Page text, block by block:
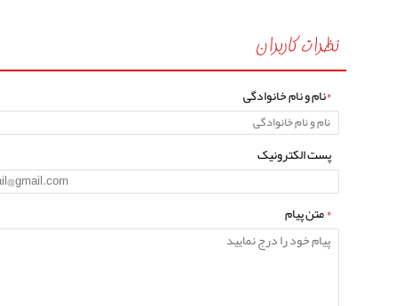
نظرات کاربران
*نام و نام خانوادگی
پست الکترونیک
*متن پیام